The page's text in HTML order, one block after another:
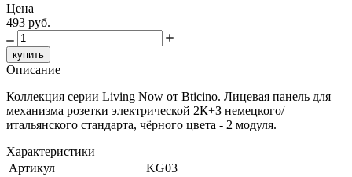
Цена
493 руб.
купить
Описание
Коллекция серии Living Now от Bticino. Лицевая панель для
механизма розетки электрической 2К+З немецкого/
итальянского стандарта, чёрного цвета - 2 модуля.
Характеристики
Артикул
KG03